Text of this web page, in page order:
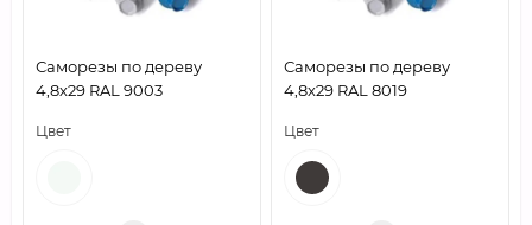
Саморезы по дереву
4,8х29 RAL 9003
Цвет
Саморезы по дереву
4,8х29 RAL 8019
Цвет